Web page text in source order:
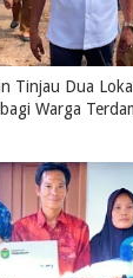
Tinjau Dua
Warga